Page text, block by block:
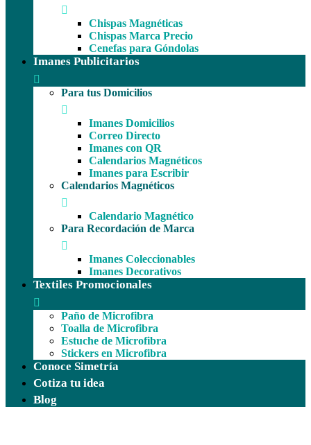
Chispas Magnéticas
Chispas Marca Precio
Cenefas para Góndolas
Imanes Publicitarios
Para tus Domicilios
Imanes Domicilios
Correo Directo
Imanes con QR
Calendarios Magnéticos
Imanes para Escribir
Calendarios Magnéticos
Calendario Magnético
Para Recordación de Marca
Imanes Coleccionables
Imanes Decorativos
Textiles Promocionales
Paño de Microfibra
Toalla de Microfibra
Estuche de Microfibra
Stickers en Microfibra
Conoce Simetría
Cotiza tu idea
Blog